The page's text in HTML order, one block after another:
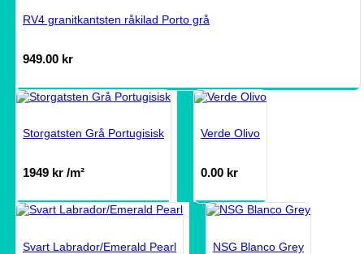
RV4 granitkantsten råkilad Porto grå
949.00 kr
Storgatsten Grå Portugisisk
1949 kr /m²
Verde Olivo
0.00 kr
Svart Labrador/Emerald Pearl NSG Blanco Grey